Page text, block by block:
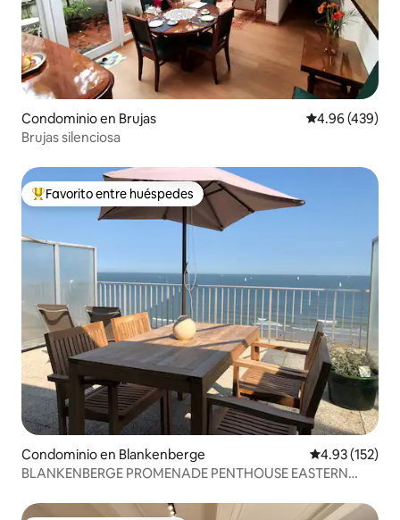
Condominio en Brujas Calificación
4.96 (439)
Brujas silenciosa
De los mejores en Favorito entre huéspedes
Favorito entre huéspedes
Condominio en Blankenberge Calificación
4.93 (152)
BLANKENBERGE PROMENADE PENTHOUSE EASTERN